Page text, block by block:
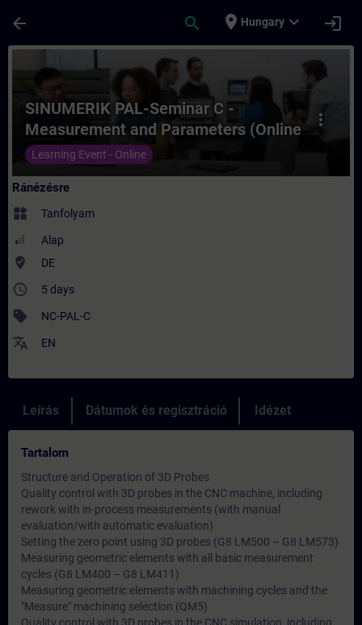
arrow_back search place Hungary expand_more login
Tanfolyam - SINUMERIK PAL-Seminar
more_vert
SINUMERIK PAL-Seminar C -
Measurement and Parameters (Online
Training)
Learning Event - Online
Ránézésre
widgets Tanfolyam
Alap
where_to_vote DE
access_time 5 days
sell NC-PAL-C
translate EN
Leírás Dátumok és regisztráció Idézet
Tartalom
Structure and Operation of 3D Probes
Quality control with 3D probes in the CNC machine, including
rework with in-process measurements (with manual
evaluation/with automatic evaluation)
Setting the zero point using 3D probes (G8 LM500 – G8 LM573)
Measuring geometric elements with all basic measurement
cycles (G8 LM400 – G8 LM411)
Measuring geometric elements with machining cycles and the
"Measure" machining selection (QM5)